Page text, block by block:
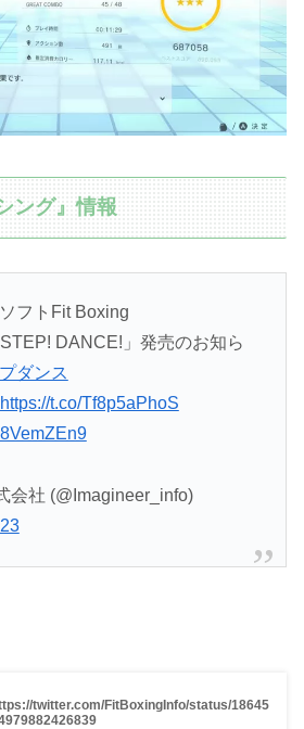
ング』情報
フトFit Boxing
DANCE!」発売のお知ら
ダンス
https://t.co/Tf8p5aPhoS
会社 (@Imagineer_info)
twitter.com/FitBoxingInfo/status/18645